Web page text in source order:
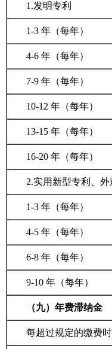
1.发明专利
1-3 年（每年）
4-6 年（每年）
7-9 年（每年）
10-12 年（每年）
13-15 年（每年）
16-20 年（每年）
2.实用新型专利、外
1-3 年（每年）
4-5 年（每年）
6-8 年（每年）
9-10 年（每年）
（九）年费滞纳金
每超过规定的缴费